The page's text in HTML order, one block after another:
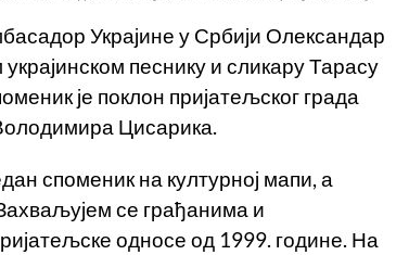
Украјине у Србији Олександар
песнику и сликару Тарасу
је поклон пријатељског града
Володимира Цисарика.
споменик на културној мапи, а
се грађанима и
односе од 1999. године. На